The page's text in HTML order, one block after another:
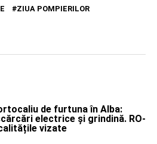
ZIUA POMPIERILOR
de furtuna în Alba:
electrice și grindină. RO-
vizate